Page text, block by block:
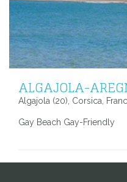
ALGAJOLA-
Algajola (20), Corsica,
Gay Beach Gay-Friendly